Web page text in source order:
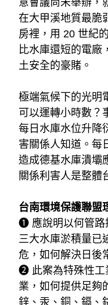
意會議尚未舉辦，
在大甲溪地質最脆
房裡，用 20 世紀
比水庫還短的電廠
土安全的豪賭。
極端氣候下的光明
可以運轉小時數？
每日水庫水位升降
害關係人知道。每
造成德基水庫潰壩
關係利害人是整體
台南環境保護聯盟
❶ 應說明以何管路
三大水庫淤積量已
危，如何解決日後
❷ 此案為特殊性
業，如何提供足夠
鋅、汞、銅、鎘、